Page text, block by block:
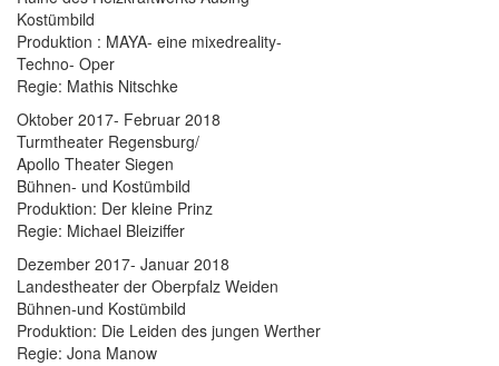
Kostümbild
Produktion : MAYA- eine mixedreality-
Techno- Oper
Regie: Mathis Nitschke
Oktober 2017- Februar 2018
Turmtheater Regensburg/
Apollo Theater Siegen
Bühnen- und Kostümbild
Produktion: Der kleine Prinz
Regie: Michael Bleiziffer
Dezember 2017- Januar 2018
Landestheater der Oberpfalz Weiden
Bühnen-und Kostümbild
Produktion: Die Leiden des jungen Werther
Regie: Jona Manow